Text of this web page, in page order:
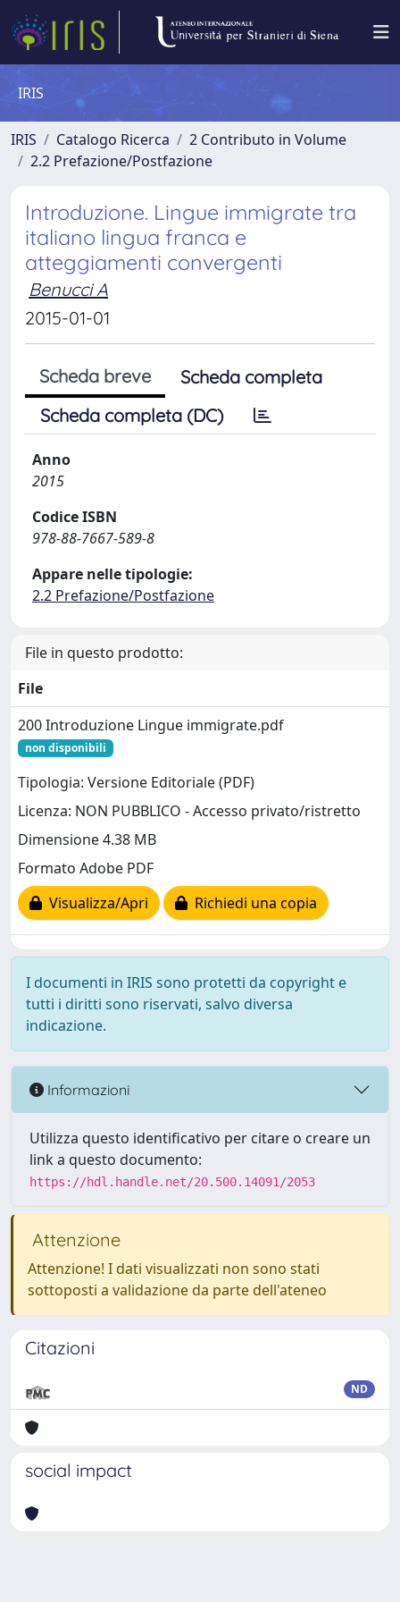
IRIS
IRIS Catalogo Ricerca
2 Contributo in Volume
2.2 Prefazione/Postfazione
Introduzione. Lingue immigrate tra
italiano lingua franca e
atteggiamenti convergenti
Benucci A
2015-01-01
Scheda breve
Scheda completa
Scheda completa (DC)
Anno
2015
Codice ISBN
978-88-7667-589-8
Appare nelle tipologie:
2.2 Prefazione/Postfazione
File in questo prodotto:
File
200 Introduzione Lingue immigrate.pdf
non disponibili
Tipologia: Versione Editoriale (PDF)
Licenza: NON PUBBLICO - Accesso privato/ristretto
Dimensione 4.38 MB
Formato Adobe PDF
Visualizza/Apri
Richiedi una copia
I documenti in IRIS sono protetti da copyright e
tutti i diritti sono riservati, salvo diversa
indicazione.
Informazioni
Utilizza questo identificativo per citare o creare un
link a questo documento:
https://hdl.handle.net/20.500.14091/2053
Attenzione
Attenzione! I dati visualizzati non sono stati
sottoposti a validazione da parte dell'ateneo
Citazioni
ND
social impact